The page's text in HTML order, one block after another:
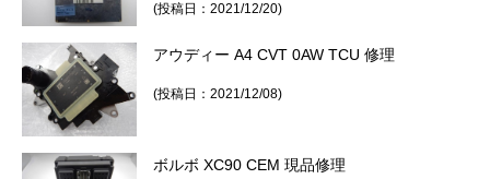
(投稿日：2021/12/20)
アウディー A4 CVT 0AW TCU 修理
(投稿日：2021/12/08)
ボルボ XC90 CEM 現品修理